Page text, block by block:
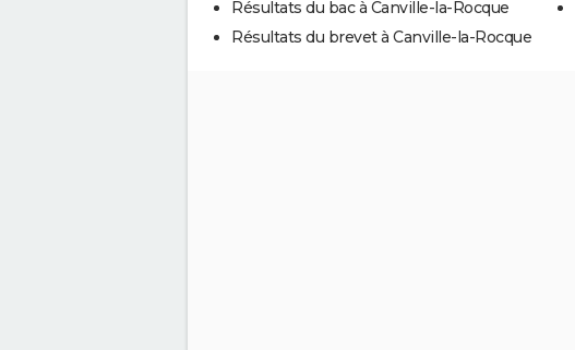
Résultats du bac à Canville-la-Rocque
Résultats du brevet à Canville-la-Rocque